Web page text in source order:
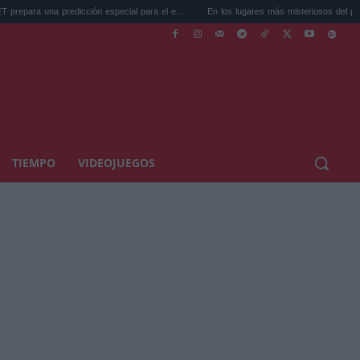
predicción especial para el e... En los lugares más misteriosos del planeta:
TIEMPO VIDEOJUEGOS